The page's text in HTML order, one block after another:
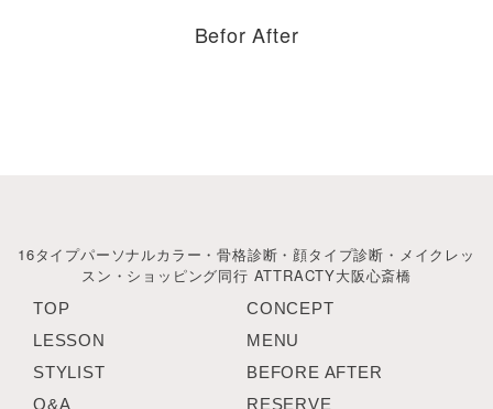
Befor After
16タイプパーソナルカラー・骨格診断・顔タイプ診断・メイクレッ
スン・ショッピング同行 ATTRACTY大阪心斎橋
TOP
CONCEPT
LESSON
MENU
STYLIST
BEFORE AFTER
Q&A
RESERVE